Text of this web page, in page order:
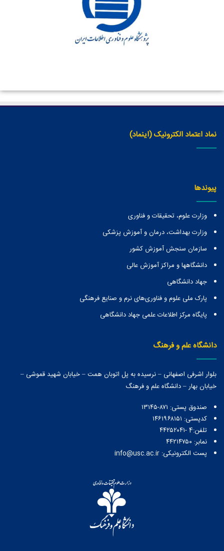
نماد اعتماد الکترونیک (اینماد)
پیوندها
وزارت علوم، تحقیقات و فناوری
وزارت بهداشت، درمان و آموزش پزشکی
سازمان سنجش آموزش کشور
دانشگاهها و مراكز آموزش عالی
جهاد دانشگاهی
پارک ملی علوم و فناوری‌های نرم و صنایع فرهنگی
پایگاه مرکز اطلاعات علمی جهاد دانشگاهی
دانشگاه علم و فرهنگ
بلوار اشرفی اصفهانی – نرسیده به پل اتوبان همت – خیابان شهید قموشی –
خیابان بهار – دانشگاه علم و فرهنگ
صندوق پستی:‌ ۸۷۱-۱۳۱۴۵
کدپستی: ۱۴۶۱۹۶۸۱۵۱
تلفن:4 -۴۴۲۵۲۰۴۱
نمابر: ۴۴۲۱۴۷۵۰
پست الکترونیکی: info@usc.ac.ir